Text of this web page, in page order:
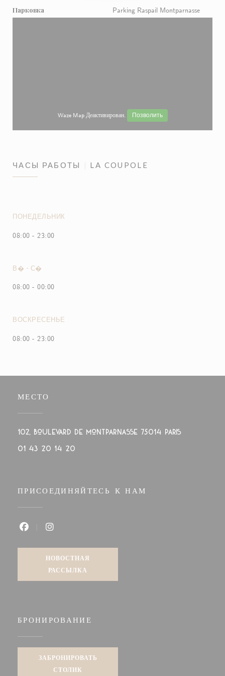
Парковка Parking Raspail Montparnasse
Waze Map Деактивирован. Позволить
ЧАСЫ РАБОТЫ LA COUPOLE
ПОНЕДЕЛЬНИК
08:00 - 23:00
В� - С�
08:00 - 00:00
ВОСКРЕСЕНЬЕ
08:00 - 23:00
МЕСТО
102, boulevard de Montparnasse 75014 PARIS
01 43 20 14 20
ПРИСОЕДИНЯЙТЕСЬ К НАМ
НОВОСТНАЯ
РАССЫЛКА
БРОНИРОВАНИЕ
ЗАБРОНИРОВАТЬ
СТОЛИК